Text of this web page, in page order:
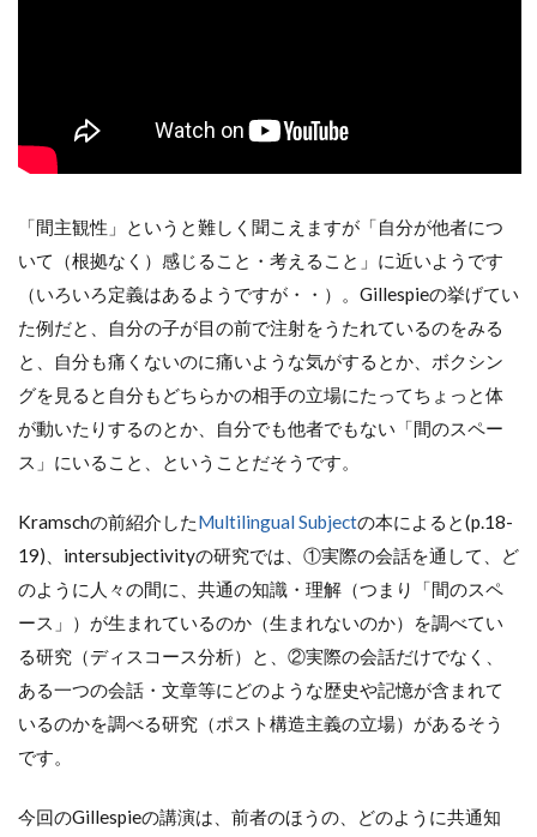
「間主観性」というと難しく聞こえますが「自分が他者につ
いて（根拠なく）感じること・考えること」に近いようです
（いろいろ定義はあるようですが・・）。Gillespieの挙げてい
た例だと、自分の子が目の前で注射をうたれているのをみる
と、自分も痛くないのに痛いような気がするとか、ボクシン
グを見ると自分もどちらかの相手の立場にたってちょっと体
が動いたりするのとか、自分でも他者でもない「間のスペー
ス」にいること、ということだそうです。
Kramschの前紹介したMultilingual Subjectの本によると(p.18-
19)、intersubjectivityの研究では、①実際の会話を通して、ど
のように人々の間に、共通の知識・理解（つまり「間のスペ
ース」）が生まれているのか（生まれないのか）を調べてい
る研究（ディスコース分析）と、②実際の会話だけでなく、
ある一つの会話・文章等にどのような歴史や記憶が含まれて
いるのかを調べる研究（ポスト構造主義の立場）があるそう
です。
今回のGillespieの講演は、前者のほうの、どのように共通知